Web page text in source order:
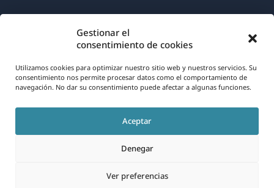
Gestionar el
consentimiento de cookies
Utilizamos cookies para optimizar nuestro sitio web y nuestros servicios. Su
consentimiento nos permite procesar datos como el comportamiento de
navegación. No dar su consentimiento puede afectar a algunas funciones.
Aceptar
Denegar
Ver preferencias
OnTheGoSystems Limited
Español
RGPD y Política de Privacidad
Únete a nuestro equipo(se
abre
nueva
(se
abre
en
una
nueva
ventana)
(se
abre
en
una
nueva
ventana)
(se
abre
una